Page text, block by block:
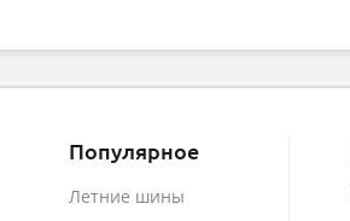
Популярное
Летние шины